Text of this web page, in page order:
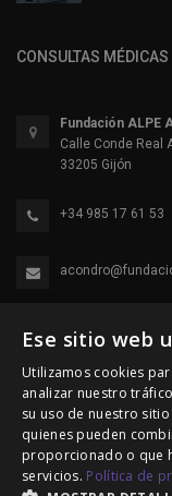
CONSULTAS MÉDICAS
Fundación ALPE
Calle Conde Real
33205 Gijón
+34 985 17 61 53
© 2000-2026
todos los derechos.
Ese sitio web
Utilizamos cookies
analizar nuestro
su uso de nuestro
quienes pueden
proporcionado o que
servicios. Política de